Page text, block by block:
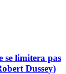
se limitera pas
Dussey)